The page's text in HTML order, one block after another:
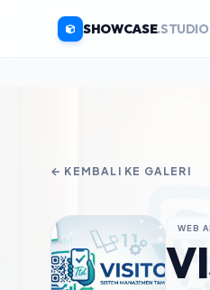
SHOWCASE.STUDIO
← KEMBALI KE GALERI
WEB